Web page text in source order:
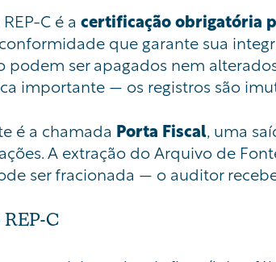
C é a certificação obrigatória
que garante sua
podem ser apagados nem
importante — os registros são
é a chamada Porta Fiscal, uma
A extração do Arquivo de
ser fracionada — o auditor
C